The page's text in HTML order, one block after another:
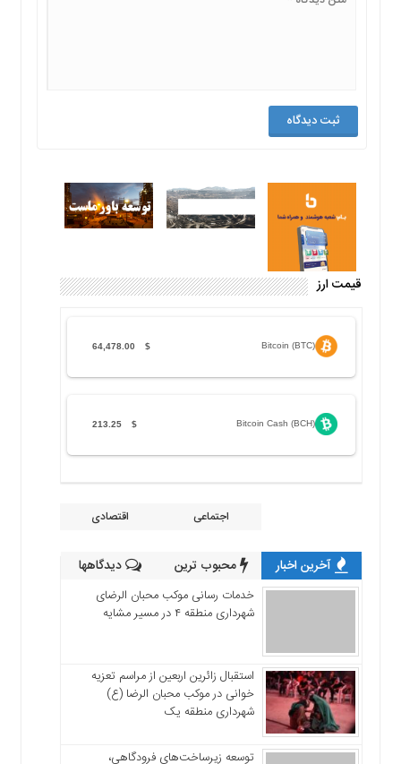
قیمت ارز
Bitcoin (BTC)
$
64,478.00
Bitcoin Cash (BCH)
$
213.25
اجتماعی اقتصادی
آخرین اخبار محبوب ترین دیدگاهها
خدمات رسانی موکب محبان الرضای
شهرداری منطقه ۴ در مسیر مشایه
استقبال زائرین اربعین از مراسم تعزیه
خوانی در موکب محبان الرضا (ع)
شهرداری منطقه یک
توسعه زیرساخت‌های فرودگاهی،